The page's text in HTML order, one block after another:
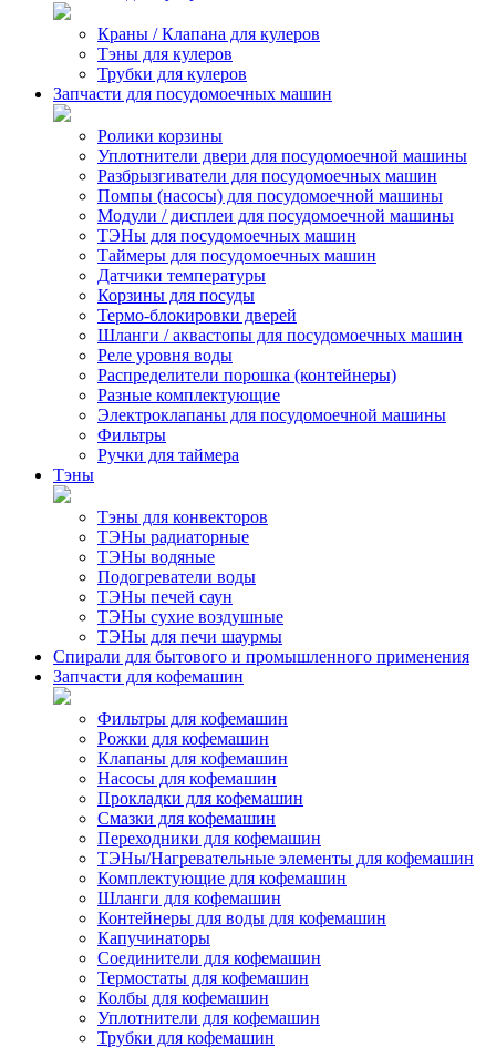
Краны / Клапана для кулеров
Тэны для кулеров
Трубки для кулеров
Запчасти для посудомоечных машин
Ролики корзины
Уплотнители двери для посудомоечной машины
Разбрызгиватели для посудомоечных машин
Помпы (насосы) для посудомоечной машины
Модули / дисплеи для посудомоечной машины
ТЭНы для посудомоечных машин
Таймеры для посудомоечных машин
Датчики температуры
Корзины для посуды
Термо-блокировки дверей
Шланги / аквастопы для посудомоечных машин
Реле уровня воды
Распределители порошка (контейнеры)
Разные комплектующие
Электроклапаны для посудомоечной машины
Фильтры
Ручки для таймера
Тэны
Тэны для конвекторов
ТЭНы радиаторные
ТЭНы водяные
Подогреватели воды
ТЭНы печей саун
ТЭНы сухие воздушные
ТЭНы для печи шаурмы
Спирали для бытового и промышленного применения
Запчасти для кофемашин
Фильтры для кофемашин
Рожки для кофемашин
Клапаны для кофемашин
Насосы для кофемашин
Прокладки для кофемашин
Смазки для кофемашин
Переходники для кофемашин
ТЭНы/Нагревательные элементы для кофемашин
Комплектующие для кофемашин
Шланги для кофемашин
Контейнеры для воды для кофемашин
Капучинаторы
Соединители для кофемашин
Термостаты для кофемашин
Колбы для кофемашин
Уплотнители для кофемашин
Трубки для кофемашин